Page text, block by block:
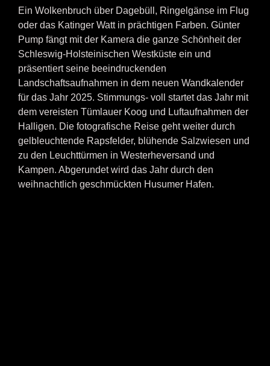
Ein Wolkenbruch über Dagebüll, Ringelgänse im Flug
oder das Katinger Watt in prächtigen Farben. Günter
Pump fängt mit der Kamera die ganze Schönheit der
Schleswig-Holsteinischen Westküste ein und
präsentiert seine beeindruckenden
Landschaftsaufnahmen in dem neuen Wandkalender
für das Jahr 2025. Stimmungs- voll startet das Jahr mit
dem vereisten Tümlauer Koog und Luftaufnahmen der
Halligen. Die fotografische Reise geht weiter durch
gelbleuchtende Rapsfelder, blühende Salzwiesen und
zu den Leuchttürmen in Westerheversand und
Kampen. Abgerundet wird das Jahr durch den
weihnachtlich geschmückten Husumer Hafen.